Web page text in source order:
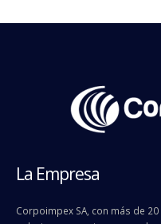
La Empresa
Corpoimpex SA, con más de